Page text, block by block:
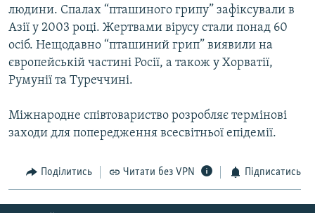
КРИМ РЕАЛІЇ
РУС
УКР
ДОЛУЧАЙСЯ!
людини. Спалах “пташиного грипу” зафіксували в
Азії у 2003 році. Жертвами вірусу стали понад 60
осіб. Нещодавно “пташиний грип” виявили на
європейській частині Росії, а також у Хорватії,
Румунії та Туреччині.
Міжнародне співтовариство розробляє термінові
заходи для попередження всесвітньої епідемії.
Поділитись Читати без VPN Підписатись